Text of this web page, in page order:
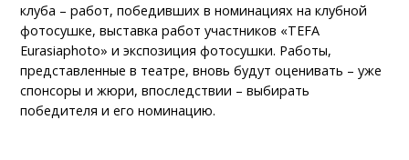
клуба – работ, победивших в номинациях на клубной
фотосушке, выставка работ участников «TEFA
Eurasiaphoto» и экспозиция фотосушки. Работы,
представленные в театре, вновь будут оценивать – уже
спонсоры и жюри, впоследствии – выбирать
победителя и его номинацию.